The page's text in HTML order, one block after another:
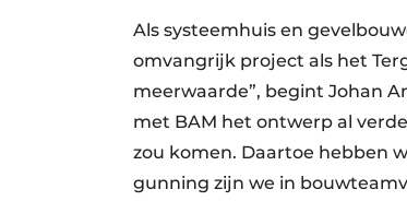
Als systeemhuis en
omvangrijk project als het
meerwaarde”, begint Johan
met BAM het ontwerp al
zou komen. Daartoe hebben
gunning zijn we in